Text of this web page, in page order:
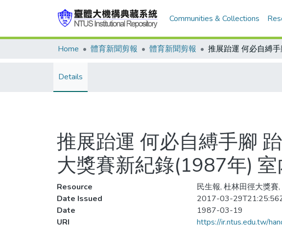
Communities & Collections
Home 體育新聞剪報 體育新聞剪報
Details
推展跆運 何必自縛手腳
大獎賽新紀錄(1987年)
Resource
民生報, 杜林田徑大獎賽,
Date Issued
2017-03-
Date
1987-03-19
URI
https://ir.ntus.edu.tw/